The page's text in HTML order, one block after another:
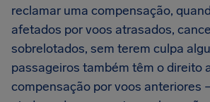
reclamar uma compensação,
afetados por voos atrasados,
sobrelotados, sem terem culpa
passageiros também têm o direito
compensação por voos anteriores